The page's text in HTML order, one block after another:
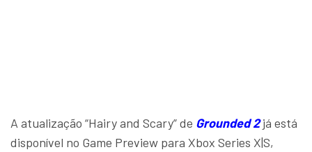
A atualização “Hairy and Scary” de Grounded 2já está
disponível no Game Preview para Xbox Series X|S,